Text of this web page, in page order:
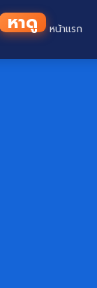
หาดู หน้าแรก